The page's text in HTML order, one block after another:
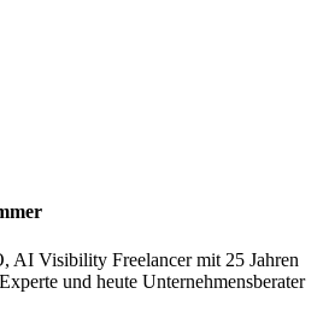
AI Visibility Freelancer mit 25 Jahren
und heute Unternehmensberater